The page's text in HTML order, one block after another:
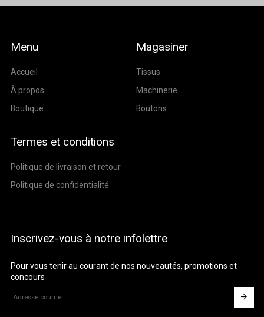
Menu
Accueil
À propos
Boutique
Magasiner
Tissus
Machinerie
Boutons
Termes et conditions
Politique de livraison et retour
Politique de confidentialité
Inscrivez-vous à notre infolettre
Pour vous tenir au courant de nos nouveautés, promotions et
concours